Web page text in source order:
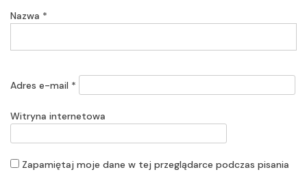
Nazwa *
Adres e-mail *
Witryna internetowa
Zapamiętaj moje dane w tej przeglądarce podczas pisania